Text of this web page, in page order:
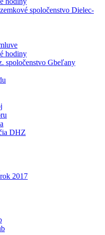
spoločenstvo Dielec-
hodiny
spoločenstvo Gbeľany
DHZ
2017